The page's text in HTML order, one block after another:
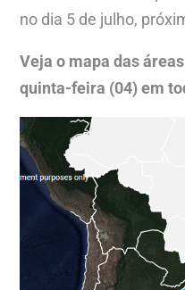
no dia 5 de julho,
Veja o mapa das
quinta-feira (04) em